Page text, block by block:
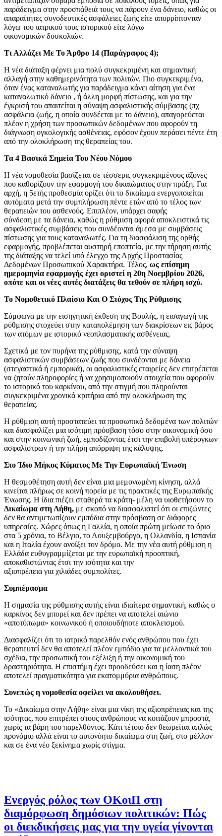
παράδειγμα στην προσπάθειά τους να πάρουν ένα δάνειο, καθώς οι
απαραίτητες συνοδευτικές ασφάλειες ζωής είτε απορρίπτονταν
λόγω του ιατρικού τους ιστορικού είτε λόγω
οικονομικών δυσκολιών.
Τι Αλλάζει Με Το Άρθρο 14 (Παράγραφος 4);
Η νέα διάταξη φέρνει μια πολύ συγκεκριμένη και σημαντική
αλλαγή στην καθημερινότητα των πολιτών. Πιο συγκεκριμένα,
όταν ένας καταναλωτής για παράδειγμα κάνει αίτηση για ένα
καταναλωτικό δάνειο , ή άλλη μορφή πίστωσης, και για την
έγκρισή του απαιτείται η σύναψη ασφαλιστικής σύμβασης (πχ
ασφάλεια ζωής, η οποία συνδέεται με το δάνειο), απαγορεύεται
πλέον η χρήση των προσωπικών δεδομένων που αφορούν τη
διάγνωση ογκολογικής ασθένειας, εφόσον έχουν περάσει πέντε έτη
από την ολοκλήρωση της θεραπείας του.
Τα 4 Βασικά Σημεία Του Νέου Νόμου
Η νέα νομοθεσία βασίζεται σε τέσσερις συγκεκριμένους άξονες
που καθορίζουν την εφαρμογή του δικαιώματος στην πράξη. Για
αρχή, η 5ετής προθεσμία ορίζει ότι το δικαίωμα ενεργοποιείται
αυτόματα μετά την συμπλήρωση πέντε ετών από το τέλος των
θεραπειών του ασθενούς. Επιπλέον, υπάρχει σαφής
σύνδεση με τα δάνεια, καθώς η ρύθμιση αφορά αποκλειστικά τις
ασφαλιστικές συμβάσεις που συνδέονται άμεσα με συμβάσεις
πίστωσης για τους καταναλωτές. Για τη διασφάλιση της ορθής
εφαρμογής, προβλέπεται αυστηρή εποπτεία, με την τήρηση αυτής
της διάταξης να τελεί υπό έλεγχο της Αρχής Προστασίας
Δεδομένων Προσωπικού Χαρακτήρα. Τέλος, ως επίσημη
ημερομηνία εφαρμογής έχει οριστεί η 20η Νοεμβρίου 2026,
οπότε και οι νέες αυτές διατάξεις θα τεθούν σε πλήρη ισχύ.
Το Νομοθετικό Πλαίσιο Και Ο Στόχος Της Ρύθμισης
Σύμφωνα με την εισηγητική έκθεση της Βουλής, η εισαγωγή της
ρύθμισης στοχεύει στην καταπολέμηση των διακρίσεων εις βάρος
των ατόμων με ιστορικό νεοπλασματικής ασθένειας.
Σχετικά με τον πυρήνα της ρύθμισης, κατά την σύναψη
ασφαλιστικών συμβάσεων ζωής που συνδέονται με δάνεια
(στεγαστικά ή εμπορικά), οι ασφαλιστικές εταιρείες δεν επιτρέπεται
να ζητούν πληροφορίες ή να χρησιμοποιούν στοιχεία που αφορούν
το ιστορικό του καρκίνου, από την στιγμή που πληρούνται
συγκεκριμένα χρονικά κριτήρια από την ολοκλήρωση της
θεραπείας.
Η ρύθμιση αυτή προστατεύει τα προσωπικά δεδομένα των πολιτών
και διασφαλίζει μια ισότιμη πρόσβαση τόσο στην οικονομική όσο
και στην κοινωνική ζωή, εμποδίζοντας έτσι την επιβολή υπέρογκων
ασφαλίστρων ή την πλήρη απόρριψη της κάλυψης.
Στο Ίδιο Μήκος Κύματος Με Την Ευρωπαϊκή Ένωση
Η θεσμοθέτηση αυτή δεν είναι μια μεμονωμένη κίνηση, αλλά
κινείται πλήρως σε κοινή πορεία με τις πρακτικές της Ευρωπαϊκής
Ένωσης. Η ίδια πιέζει σταθερά τα κράτη- μέλη να υιοθετήσουν το
Δικαίωμα στη Λήθη, με σκοπό να διασφαλιστεί ότι οι επιζώντες
δεν θα αντιμετωπίζουν εμπόδια στην πρόσβαση σε διάφορες
υπηρεσίες. Χώρες όπως η Γαλλία, η οποία πρώτη μείωσε το όριο
στα 5 χρόνια, το Βέλγιο, το Λουξεμβούργο, η Ολλανδία, η Ισπανία
και η Ιταλία έχουν ανοίξει τον δρόμο. Με την νέα αυτή ρύθμιση η
Ελλάδα ευθυγραμμίζεται με την ευρωπαϊκή προοπτική,
αποκαθιστώντας έτσι την ισότητα και την
αξιοπρέπεια για χιλιάδες συμπολίτες.
Συμπέρασμα
Η σημασία της ρύθμισης αυτής είναι ιδιαίτερα σημαντική, καθώς ο
καρκίνος δεν μπορεί και δεν πρέπει να αποτελεί αιώνιο
«αποτύπωμα» κοινωνικού ή οποιουδήποτε αποκλεισμού.
Διασφαλίζει ότι το ιατρικό παρελθόν ενός ανθρώπου που έχει
θεραπευτεί δεν θα αποτελεί πλέον εμπόδιο για τα μελλοντικά του
σχέδια, την προσωπική του εξέλιξη ή την οικονομική του
δραστηριότητα. Η επιστήμη έχει προοδεύσει και η ίαση πλέον
αποτελεί πραγματικότητα για εκατομμύρια ανθρώπους.
Συνεπώς η νομοθεσία οφείλει να ακολουθήσει.
Το «Δικαίωμα στην Λήθη» είναι μια νίκη της αξιοπρέπειας και της
ισότητας, που επιτρέπει στους ανθρώπους να κοιτάζουν μπροστά,
χωρίς τα βάρη του παρελθόντος. Κάτι τέτοιο δεν θεωρείται απλώς
προνόμιο αλλά είναι το αυτονόητο δικαίωμα στη ζωή, στο μέλλον
και σε ένα νέο ξεκίνημα χωρίς στίγμα.
Ενεργός ρόλος των ΟΚοιΠ στη
διαμόρφωση δημόσιων πολιτικών: Πώς
οι διεκδικήσεις μας για την υγεία γίνονται